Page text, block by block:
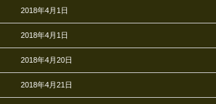
2018年4月1日
2018年4月1日
2018年4月20日
2018年4月21日